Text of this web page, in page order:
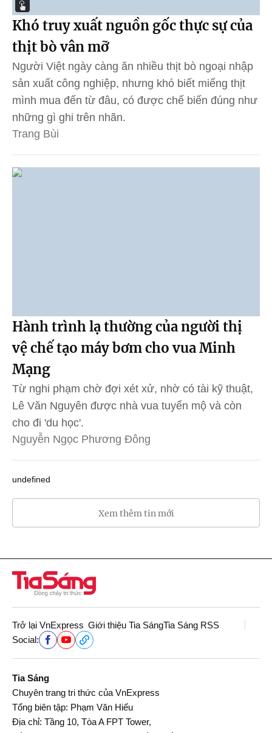
Khó truy xuất nguồn gốc thực sự của
thịt bò vân mỡ
Người Việt ngày càng ăn nhiều thịt bò ngoại nhập
sản xuất công nghiệp, nhưng khó biết miếng thịt
mình mua đến từ đâu, có được chế biến đúng như
những gì ghi trên nhãn.
Trang Bùi
Hành trình lạ thường của người thị
vệ chế tạo máy bơm cho vua Minh
Mạng
Từ nghi phạm chờ đợi xét xử, nhờ có tài kỹ thuật,
Lê Văn Nguyên được nhà vua tuyển mộ và còn
cho đi 'du học'.
Nguyễn Ngọc Phương Đông
undefined
Xem thêm tin mới
Trở lại VnExpress Giới thiệu Tia SángTia Sáng RSS
Social:
Tia Sáng
Chuyên trang tri thức của VnExpress
Tổng biên tập: Phạm Văn Hiếu
Địa chỉ: Tầng 10, Tòa A FPT Tower,